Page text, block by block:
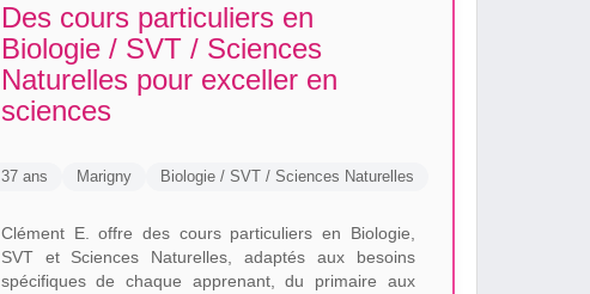
Des cours particuliers en
Biologie / SVT / Sciences
Naturelles pour exceller en
sciences
37 ans Marigny Biologie / SVT / Sciences Naturelles
Clément E. offre des cours particuliers en Biologie,
SVT et Sciences Naturelles, adaptés aux besoins
spécifiques de chaque apprenant, du primaire aux